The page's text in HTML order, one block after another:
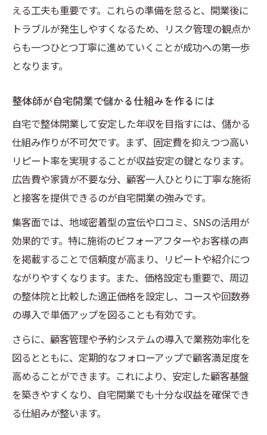
える工夫も重要です。これらの準備を怠ると、開業後に
トラブルが発生しやすくなるため、リスク管理の観点か
らも一つひとつ丁寧に進めていくことが成功への第一歩
となります。
整体師が自宅開業で儲かる仕組みを作るには
自宅で整体開業して安定した年収を目指すには、儲かる
仕組み作りが不可欠です。まず、固定費を抑えつつ高い
リピート率を実現することが収益安定の鍵となります。
広告費や家賃が不要な分、顧客一人ひとりに丁寧な施術
と接客を提供できるのが自宅開業の強みです。
集客面では、地域密着型の宣伝や口コミ、SNSの活用が
効果的です。特に施術のビフォーアフターやお客様の声
を掲載することで信頼度が高まり、リピートや紹介につ
ながりやすくなります。また、価格設定も重要で、周辺
の整体院と比較した適正価格を設定し、コースや回数券
の導入で単価アップを図ることも有効です。
さらに、顧客管理や予約システムの導入で業務効率化を
図るとともに、定期的なフォローアップで顧客満足度を
高めることができます。これにより、安定した顧客基盤
を築きやすくなり、自宅開業でも十分な収益を確保でき
る仕組みが整います。